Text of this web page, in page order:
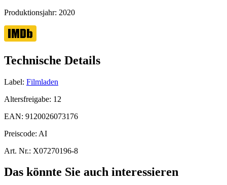
Produktionsjahr: 2020
Technische Details
Label: Filmladen
Altersfreigabe: 12
EAN: 9120026073176
Preiscode: AI
Art. Nr.: X07270196-8
Das könnte Sie auch interessieren